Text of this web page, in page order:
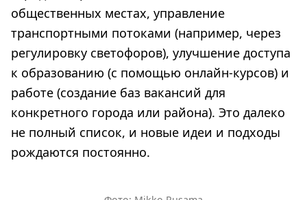
общественных местах, управление
транспортными потоками (например, через
регулировку светофоров), улучшение доступа
к образованию (с помощью онлайн-курсов) и
работе (создание баз вакансий для
конкретного города или района). Это далеко
не полный список, и новые идеи и подходы
рождаются постоянно.